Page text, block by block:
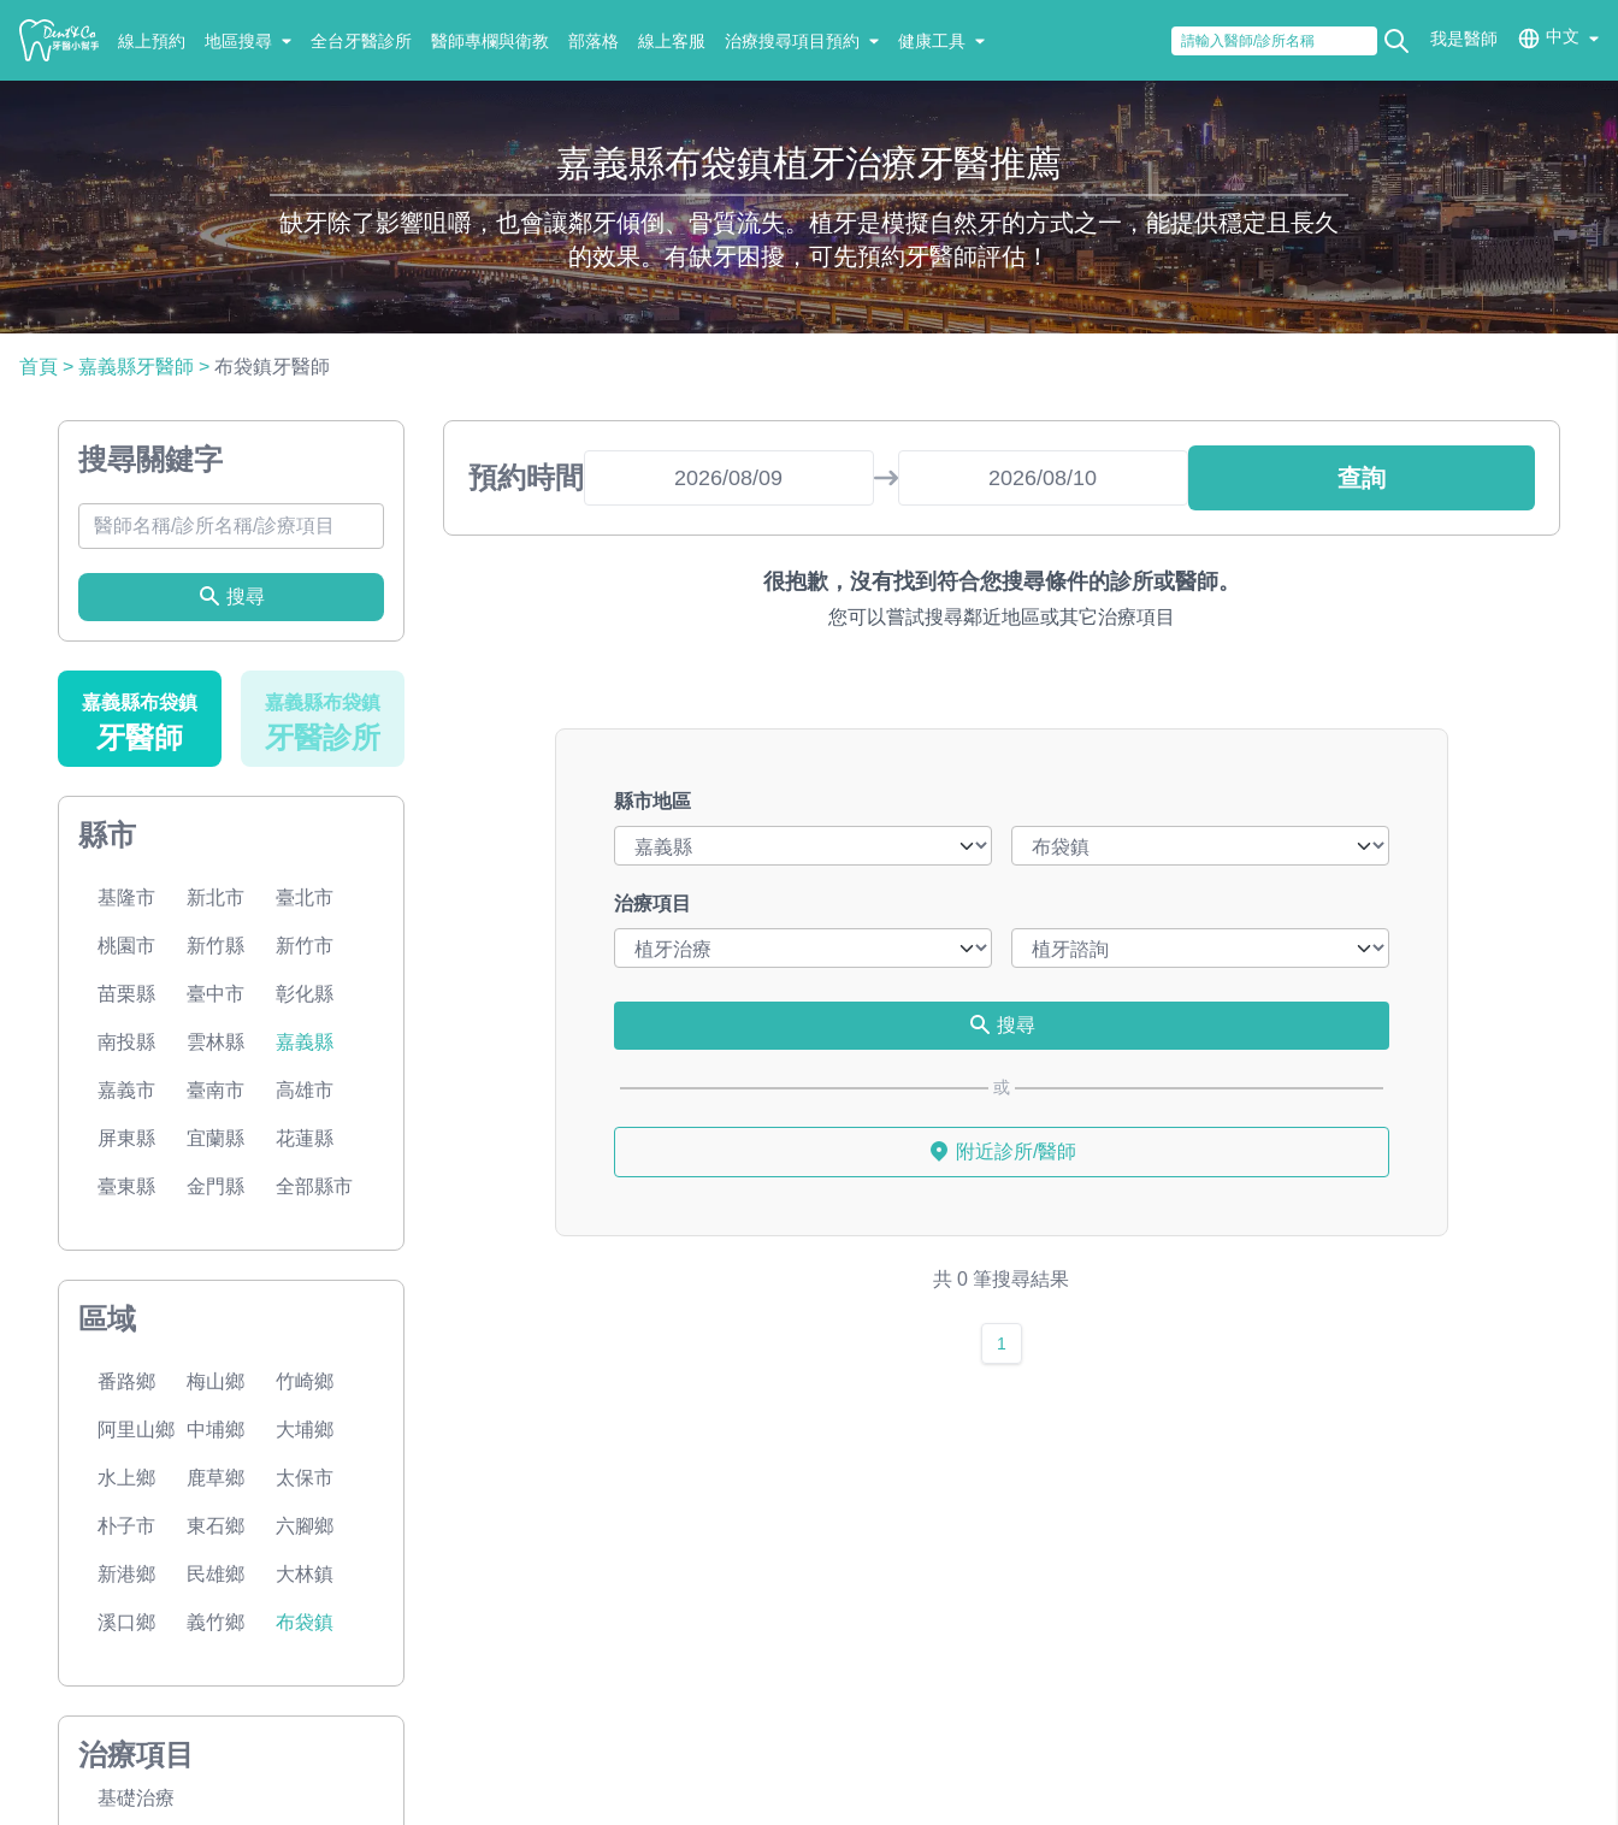
線上預約 地區搜尋 全台牙醫診所 醫師專欄與衛教 部落格 線上客服 治療搜尋項目預約 健康工具 我是醫師 中文
嘉義縣布袋鎮植牙治療牙醫推薦
缺牙除了影響咀嚼，也會讓鄰牙傾倒、骨質流失。植牙是模擬自然牙的方式之一，能提供穩定且長久
的效果。有缺牙困擾，可先預約牙醫師評估！
首頁 > 嘉義縣牙醫師 > 布袋鎮牙醫師
搜尋關鍵字
搜尋
嘉義縣布袋鎮
牙醫師
嘉義縣布袋鎮
牙醫診所
縣市
基隆市 新北市 臺北市
桃園市 新竹縣 新竹市
苗栗縣 臺中市 彰化縣
南投縣 雲林縣 嘉義縣
嘉義市 臺南市 高雄市
屏東縣 宜蘭縣 花蓮縣
臺東縣 金門縣 全部縣市
區域
番路鄉 梅山鄉 竹崎鄉
阿里山鄉 中埔鄉 大埔鄉
水上鄉 鹿草鄉 太保市
朴子市 東石鄉 六腳鄉
新港鄉 民雄鄉 大林鎮
溪口鄉 義竹鄉 布袋鎮
治療項目
基礎治療
預約時間 查詢
很抱歉，沒有找到符合您搜尋條件的診所或醫師。
您可以嘗試搜尋鄰近地區或其它治療項目
縣市地區
治療項目
搜尋
或
附近診所/醫師
共 0 筆搜尋結果
1